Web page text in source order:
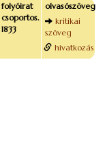
folyóirat
csoportos.
1833
olvasószöveg
kritikai
szöveg
hivatkozás